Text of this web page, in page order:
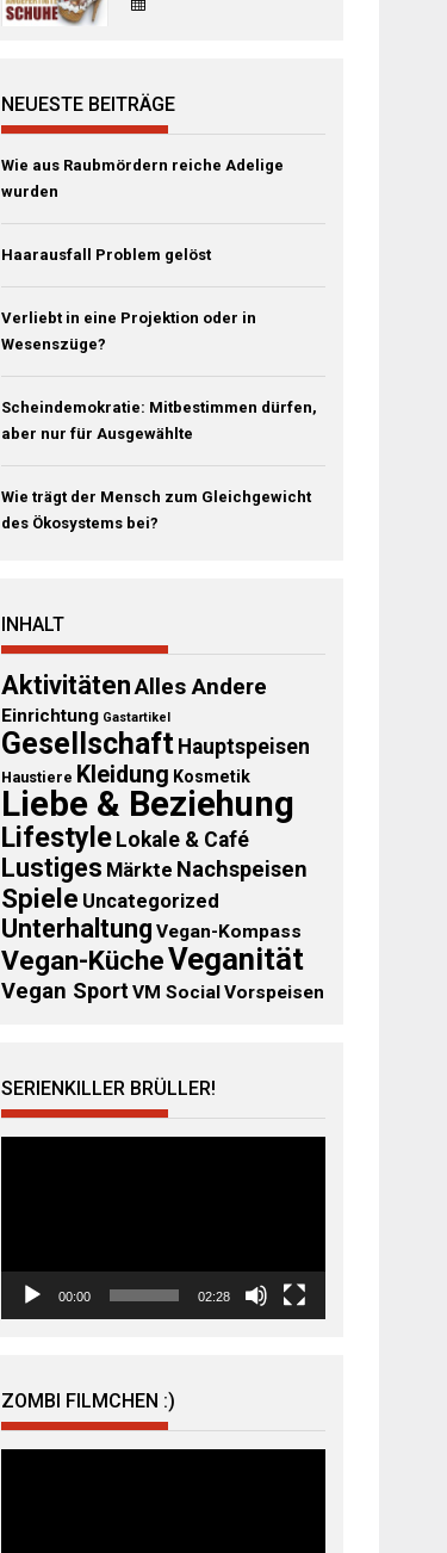
NEUESTE BEITRÄGE
Wie aus Raubmördern reiche Adelige
wurden
Haarausfall Problem gelöst
Verliebt in eine Projektion oder in
Wesenszüge?
Scheindemokratie: Mitbestimmen dürfen,
aber nur für Ausgewählte
Wie trägt der Mensch zum Gleichgewicht
des Ökosystems bei?
INHALT
AktivitätenAlles Andere
Einrichtung Gastartikel
Gesellschaft Hauptspeisen
Haustiere Kleidung Kosmetik
Liebe & Beziehung
Lifestyle Lokale & Café
Lustiges Märkte Nachspeisen
Spiele Uncategorized
Unterhaltung Vegan-Kompass
Vegan-KücheVeganität
Vegan SportVM SocialVorspeisen
SERIENKILLER BRÜLLER!
00:00 02:28
ZOMBI FILMCHEN :)